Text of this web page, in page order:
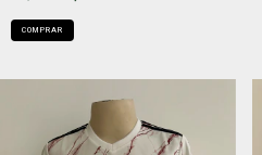
COMPRAR